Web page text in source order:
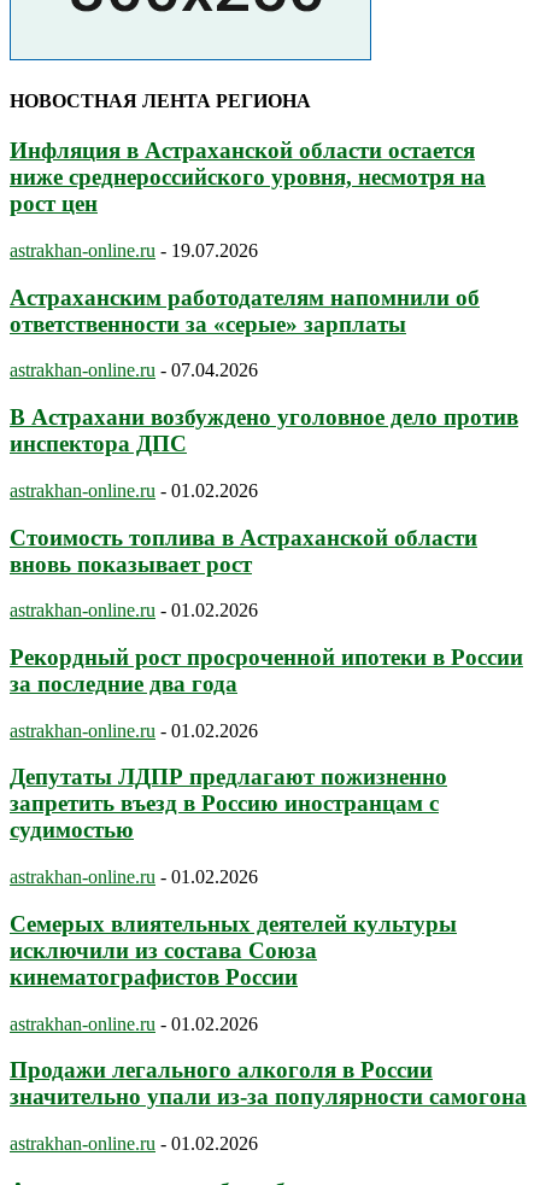
НОВОСТНАЯ ЛЕНТА РЕГИОНА
Инфляция в Астраханской области остается
ниже среднероссийского уровня, несмотря на
рост цен
astrakhan-online.ru - 19.07.2026
Астраханским работодателям напомнили об
ответственности за «серые» зарплаты
astrakhan-online.ru - 07.04.2026
В Астрахани возбуждено уголовное дело против
инспектора ДПС
astrakhan-online.ru - 01.02.2026
Стоимость топлива в Астраханской области
вновь показывает рост
astrakhan-online.ru - 01.02.2026
Рекордный рост просроченной ипотеки в России
за последние два года
astrakhan-online.ru - 01.02.2026
Депутаты ЛДПР предлагают пожизненно
запретить въезд в Россию иностранцам с
судимостью
astrakhan-online.ru - 01.02.2026
Семерых влиятельных деятелей культуры
исключили из состава Союза
кинематографистов России
astrakhan-online.ru - 01.02.2026
Продажи легального алкоголя в России
значительно упали из-за популярности самогона
astrakhan-online.ru - 01.02.2026